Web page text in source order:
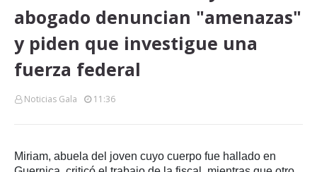
abogado denuncian "amenazas"
y piden que investigue una
fuerza federal
Noticias Gala 11:36
Miriam, abuela del joven cuyo cuerpo fue hallado en